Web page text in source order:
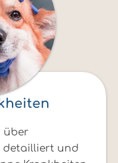
über
detailliert und